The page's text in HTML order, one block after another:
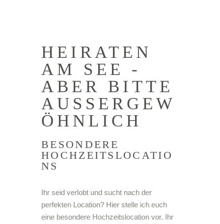
HEIRATEN
AM SEE -
ABER BITTE
AUSSERGEWÖ
HNLICH
BESONDERE
HOCHZEITSLOCATIO
NS
Ihr seid verlobt und sucht nach der
perfekten Location? Hier stelle ich euch
eine besondere Hochzeitslocation vor. Ihr